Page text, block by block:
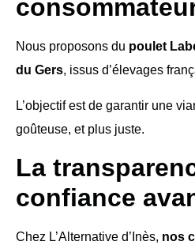
Nous proposons du poulet
du Gers, issus d’élevages
L’objectif est de garantir une
goûteuse, et plus juste.
La
confiance
Chez L’Alternative d’Inès, nos